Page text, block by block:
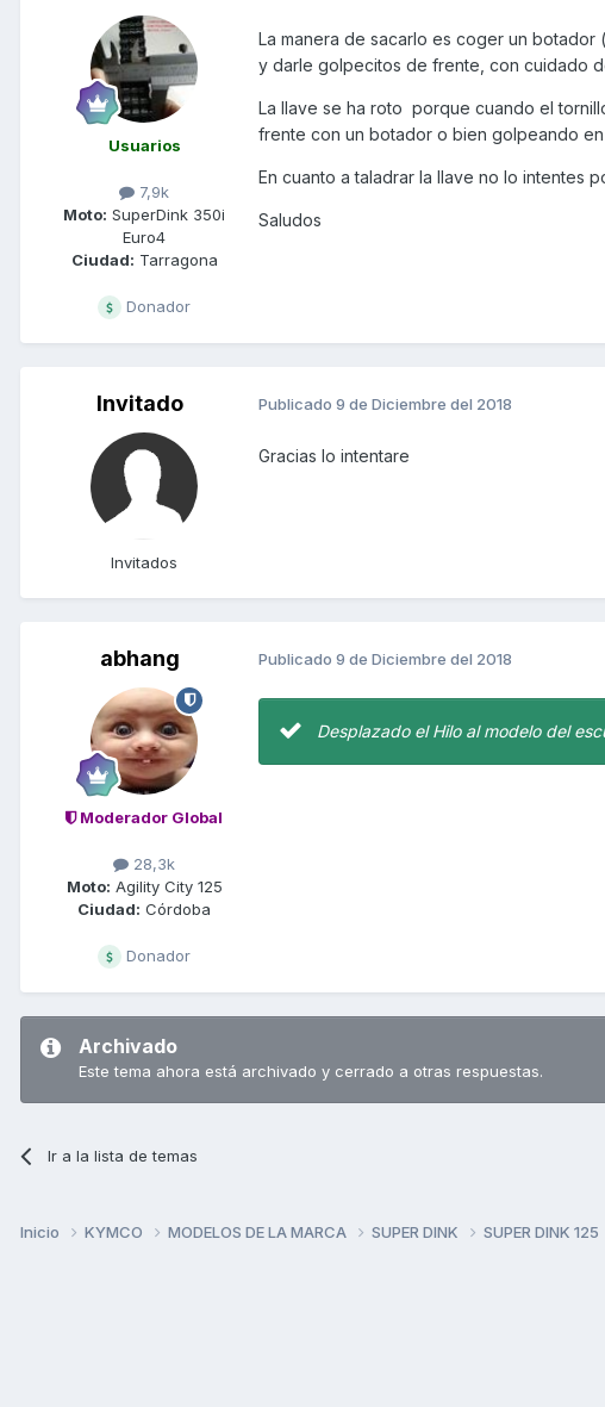
Usuarios
7,9k
Moto: SuperDink 350i
Euro4
Ciudad: Tarragona
Donador
La manera de sacarlo es coger un
y darle golpecitos de frente, con cuidado
La llave se ha roto porque cuando el
frente con un botador o bien golpeando
En cuanto a taladrar la llave no lo intentes
Saludos
Invitado
Invitados
Publicado 9 de Diciembre del 2018
Gracias lo intentare
abhang
Moderador Global
28,3k
Moto: Agility City 125
Ciudad: Córdoba
Donador
Publicado 9 de Diciembre del 2018
Desplazado el Hilo al modelo del
Archivado
Este tema ahora está archivado y cerrado a otras respuestas.
Ir a la lista de temas
Inicio KYMCO MODELOS DE LA MARCA SUPER DINK SUPER DINK 125